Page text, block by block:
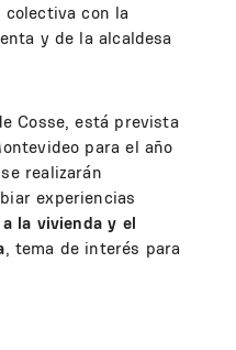
colectiva con la
y de la alcaldesa
Cosse, está prevista
para el año
realizarán
experiencias
la vivienda y el
, tema de interés para